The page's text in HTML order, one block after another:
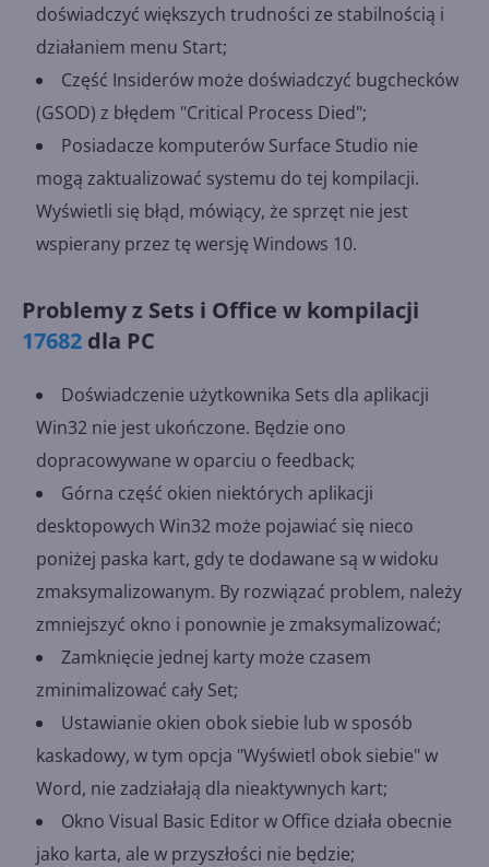
doświadczyć większych trudności ze stabilnością i
działaniem menu Start;
Część Insiderów może doświadczyć bugchecków
(GSOD) z błędem "Critical Process Died";
Posiadacze komputerów Surface Studio nie
mogą zaktualizować systemu do tej kompilacji.
Wyświetli się błąd, mówiący, że sprzęt nie jest
wspierany przez tę wersję Windows 10.
Problemy z Sets i Office w kompilacji
17682 dla PC
Doświadczenie użytkownika Sets dla aplikacji
Win32 nie jest ukończone. Będzie ono
dopracowywane w oparciu o feedback;
Górna część okien niektórych aplikacji
desktopowych Win32 może pojawiać się nieco
poniżej paska kart, gdy te dodawane są w widoku
zmaksymalizowanym. By rozwiązać problem, należy
zmniejszyć okno i ponownie je zmaksymalizować;
Zamknięcie jednej karty może czasem
zminimalizować cały Set;
Ustawianie okien obok siebie lub w sposób
kaskadowy, w tym opcja "Wyświetl obok siebie" w
Word, nie zadziałają dla nieaktywnych kart;
Okno Visual Basic Editor w Office działa obecnie
jako karta, ale w przyszłości nie będzie;